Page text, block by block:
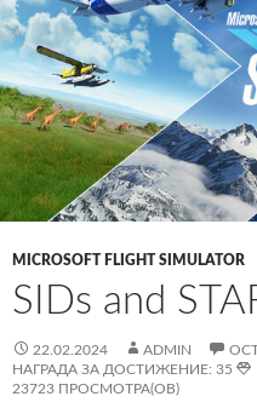
MICROSOFT FLIGHT SIMULATOR
SIDs and
22.02.2024 ADMIN
НАГРАДА ЗА ДОСТИЖЕНИЕ: 35
23723 ПРОСМОТРА(ОВ)